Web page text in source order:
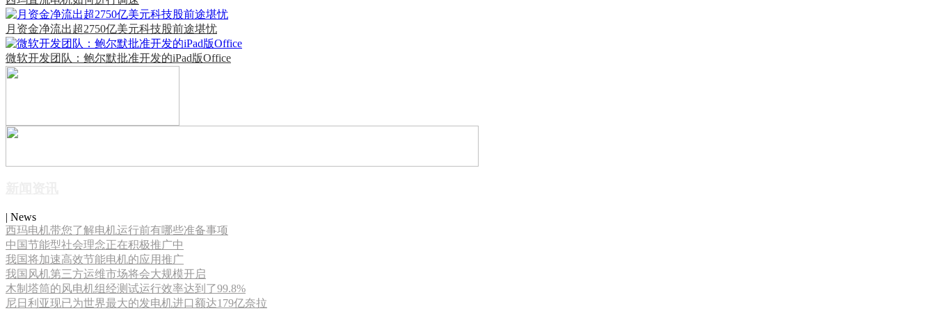
月资金净流出超2750亿美元科技股前途堪忧
微软开发团队：鲍尔默批准开发的iPad版Office
| News
西玛电机带您了解电机运行前有哪些准备事项
中国节能型社会理念正在积极推广中
我国将加速高效节能电机的应用推广
我国风机第三方运维市场将会大规模开启
木制塔筒的风电机组经测试运行效率达到了99.8%
尼日利亚现已为世界最大的发电机进口额达179亿奈拉